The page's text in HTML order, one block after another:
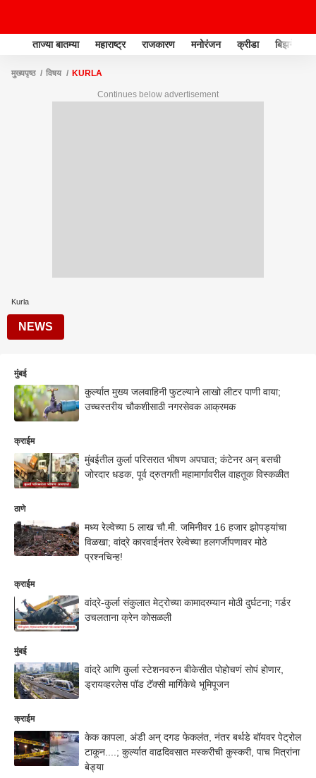
ताज्या बातम्या महाराष्ट्र राजकारण मनोरंजन क्रीडा बिझनेस
मुख्यपृष्ठ विषय KURLA
Continues below advertisement
Kurla
NEWS
मुंबई
कुर्ल्यात मुख्य जलवाहिनी फुटल्याने लाखो लीटर पाणी वाया;
उच्चस्तरीय चौकशीसाठी नगरसेवक आक्रमक
क्राईम
मुंबईतील कुर्ला परिसरात भीषण अपघात; कंटेनर अन् बसची
जोरदार धडक, पूर्व द्रुतगती महामार्गावरील वाहतूक विस्कळीत
ठाणे
मध्य रेल्वेच्या 5 लाख चौ.मी. जमिनीवर 16 हजार झोपड्यांचा
विळखा; वांद्रे कारवाईनंतर रेल्वेच्या हलगर्जीपणावर मोठे
प्रश्नचिन्ह!
क्राईम
वांद्रे-कुर्ला संकुलात मेट्रोच्या कामादरम्यान मोठी दुर्घटना; गर्डर
उचलताना क्रेन कोसळली
मुंबई
वांद्रे आणि कुर्ला स्टेशनवरुन बीकेसीत पोहोचणं सोपं होणार,
ड्रायव्हरलेस पॉड टॅक्सी मार्गिकेचे भूमिपूजन
क्राईम
केक कापला, अंडी अन् दगड फेकलंत, नंतर बर्थडे बॉयवर पेट्रोल
टाकून....; कुर्ल्यात वाढदिवसात मस्करीची कुस्करी, पाच मित्रांना
बेड्या